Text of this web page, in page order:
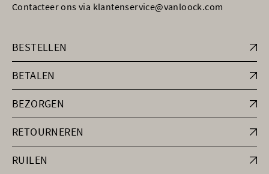
Contacteer ons via klantenservice@vanloock.com
BESTELLEN
BETALEN
BEZORGEN
RETOURNEREN
RUILEN